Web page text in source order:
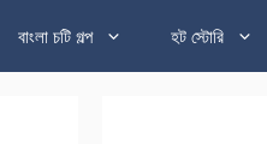
বাংলা চটি গল্প হট স্টোরি